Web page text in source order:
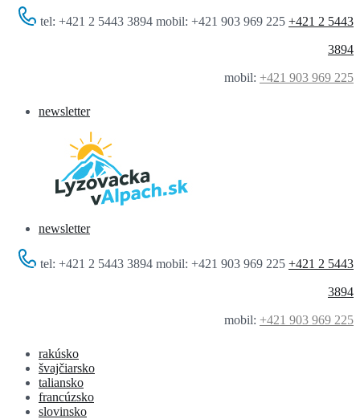
tel: +421 2 5443 3894 mobil: +421 903 969 225 +421 2 5443
3894
mobil: +421 903 969 225
newsletter
newsletter
tel: +421 2 5443 3894 mobil: +421 903 969 225 +421 2 5443
3894
mobil: +421 903 969 225
rakúsko
švajčiarsko
taliansko
francúzsko
slovinsko